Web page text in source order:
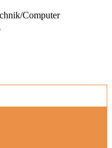
Computer